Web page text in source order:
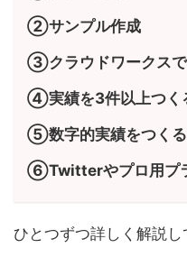
②サンプル作成
③クラウドワークス
④実績を3件以上つく
⑤数字的実績をつくる
⑥Twitterやプロ用プ
ひとつずつ詳しく解説し